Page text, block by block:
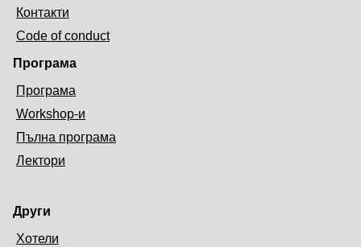
Контакти
Code of conduct
Програма
Програма
Workshop-и
Пълна програма
Лектори
Други
Хотели